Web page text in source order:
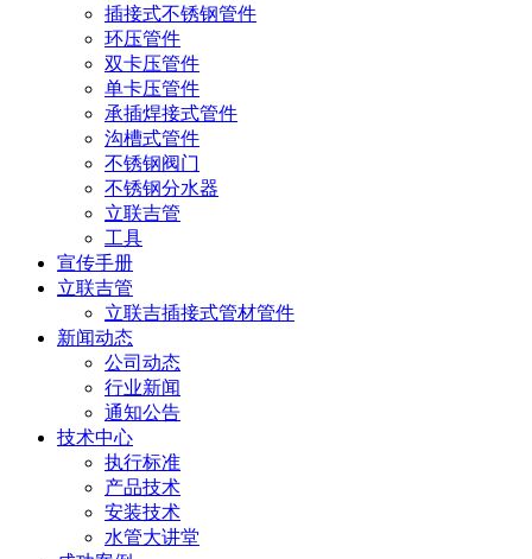
插接式不锈钢管件
环压管件
双卡压管件
单卡压管件
承插焊接式管件
沟槽式管件
不锈钢阀门
不锈钢分水器
立联吉管
工具
宣传手册
立联吉管
立联吉插接式管材管件
新闻动态
公司动态
行业新闻
通知公告
技术中心
执行标准
产品技术
安装技术
水管大讲堂